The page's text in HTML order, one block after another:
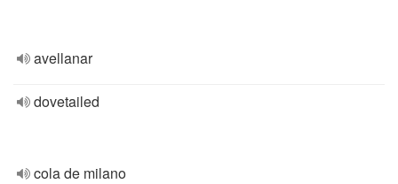
avellanar
dovetailed
cola de milano